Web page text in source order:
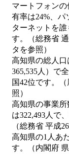
マートフォン
有率は24%、パ
ターネットを
す。（総務省
タを参照）
高知県の総人口
365,535人）で
国42位です。
照）
高知県の事業所
は322,493人で
（総務省 平成
高知県の1人あ
す。（内閣府